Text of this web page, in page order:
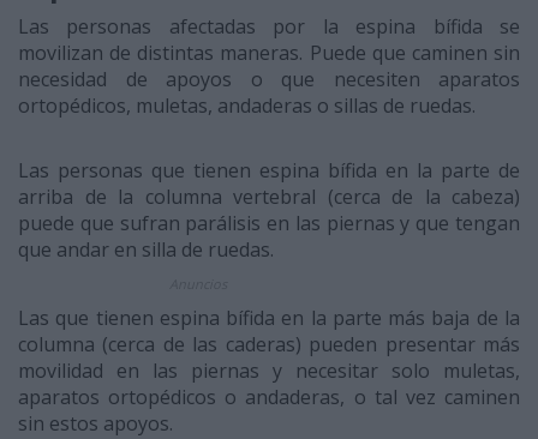
Las personas afectadas por la espina bífida se
movilizan de distintas maneras. Puede que caminen sin
necesidad de apoyos o que necesiten aparatos
ortopédicos, muletas, andaderas o sillas de ruedas.
Las personas que tienen espina bífida en la parte de
arriba de la columna vertebral (cerca de la cabeza)
puede que sufran parálisis en las piernas y que tengan
que andar en silla de ruedas.
Las que tienen espina bífida en la parte más baja de la
columna (cerca de las caderas) pueden presentar más
movilidad en las piernas y necesitar solo muletas,
aparatos ortopédicos o andaderas, o tal vez caminen
sin estos apoyos.